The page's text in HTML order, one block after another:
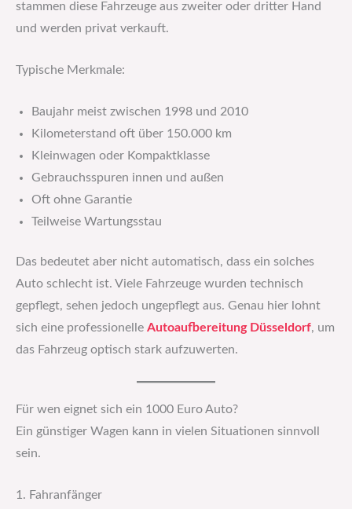
stammen diese Fahrzeuge aus zweiter oder dritter Hand
und werden privat verkauft.
Typische Merkmale:
Baujahr meist zwischen 1998 und 2010
Kilometerstand oft über 150.000 km
Kleinwagen oder Kompaktklasse
Gebrauchsspuren innen und außen
Oft ohne Garantie
Teilweise Wartungsstau
Das bedeutet aber nicht automatisch, dass ein solches
Auto schlecht ist. Viele Fahrzeuge wurden technisch
gepflegt, sehen jedoch ungepflegt aus. Genau hier lohnt
sich eine professionelle Autoaufbereitung Düsseldorf, um
das Fahrzeug optisch stark aufzuwerten.
Für wen eignet sich ein 1000 Euro Auto?
Ein günstiger Wagen kann in vielen Situationen sinnvoll
sein.
1. Fahranfänger